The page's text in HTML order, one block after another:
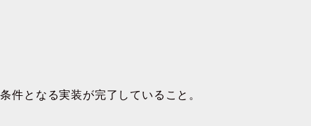
件となる実装が完了していること。